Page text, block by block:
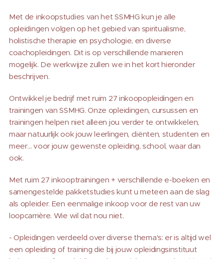
Met de inkoopstudies van het SSMHG kun je alle
opleidingen volgen op het gebied van spiritualisme,
holistische therapie en psychologie, en diverse
coachopleidingen. Dit is op verschillende manieren
mogelijk. De werkwijze zullen we in het kort hieronder
beschrijven.
Ontwikkel je bedrijf met ruim 27 inkoopopleidingen en
trainingen van SSMHG. Onze opleidingen, cursussen en
trainingen helpen niet alleen jou verder te ontwikkelen,
maar natuurlijk ook jouw leerlingen, cliënten, studenten en
meer… voor jouw gewenste opleiding, school, waar dan
ook.
Met ruim 27 inkooptrainingen + verschillende e-boeken en
samengestelde pakketstudies kunt u meteen aan de slag
als opleider. Een eenmalige inkoop voor de rest van uw
loopcarrière. Wie wil dat nou niet.
- Opleidingen verdeeld over diverse thema's: er is altijd wel
een opleiding of training die bij jouw opleidingsinstituut